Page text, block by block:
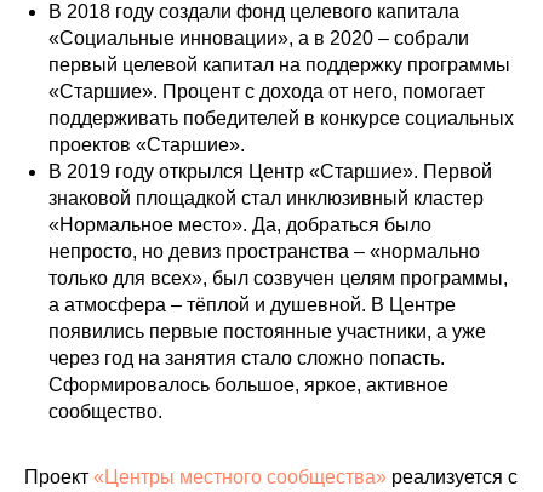
В 2018 году создали фонд целевого капитала
«Социальные инновации», а в 2020 – собрали
первый целевой капитал на поддержку программы
«Старшие». Процент с дохода от него, помогает
поддерживать победителей в конкурсе социальных
проектов «Старшие».
В 2019 году открылся Центр «Старшие». Первой
знаковой площадкой стал инклюзивный кластер
«Нормальное место». Да, добраться было
непросто, но девиз пространства – «нормально
только для всех», был созвучен целям программы,
а атмосфера – тёплой и душевной. В Центре
появились первые постоянные участники, а уже
через год на занятия стало сложно попасть.
Сформировалось большое, яркое, активное
сообщество.
︎︎Проект «Центры местного сообщества» реализуется с